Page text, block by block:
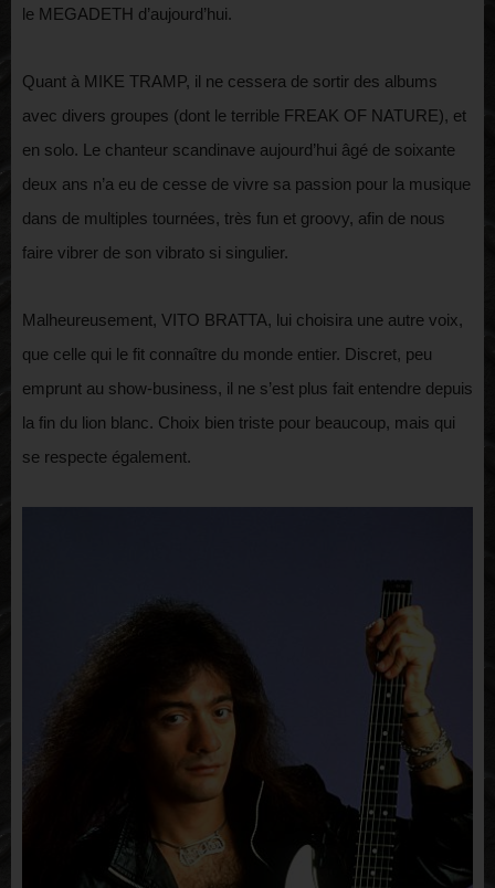
le MEGADETH d’aujourd’hui.
Quant à MIKE TRAMP, il ne cessera de sortir des albums
avec divers groupes (dont le terrible FREAK OF NATURE), et
en solo. Le chanteur scandinave aujourd’hui âgé de soixante
deux ans n’a eu de cesse de vivre sa passion pour la musique
dans de multiples tournées, très fun et groovy, afin de nous
faire vibrer de son vibrato si singulier.
Malheureusement, VITO BRATTA, lui choisira une autre voix,
que celle qui le fit connaître du monde entier. Discret, peu
emprunt au show-business, il ne s’est plus fait entendre depuis
la fin du lion blanc. Choix bien triste pour beaucoup, mais qui
se respecte également.